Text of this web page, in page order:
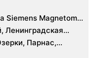
Siemens Magnetom
Definition 16
AS 64 среза
Ленинградская
Парнас,